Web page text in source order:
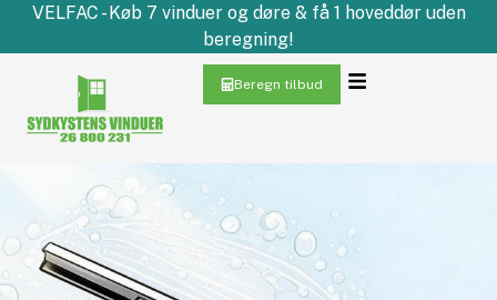
VELFAC - Køb 7 vinduer og døre & få 1 hoveddør uden
beregning!
Beregn tilbud